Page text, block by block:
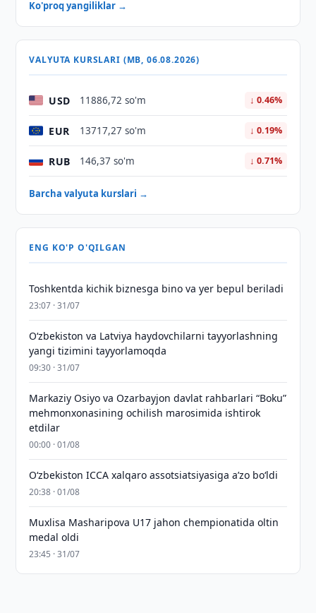
Ko'proq yangiliklar →
VALYUTA KURSLARI (MB, 06.08.2026)
USD 11886,72 so'm ↓ 0.46%
EUR 13717,27 so'm ↓ 0.19%
RUB 146,37 so'm ↓ 0.71%
Barcha valyuta kurslari →
ENG KO'P O'QILGAN
Toshkentda kichik biznesga bino va yer bepul beriladi
23:07 · 31/07
Oʻzbekiston va Latviya haydovchilarni tayyorlashning
yangi tizimini tayyorlamoqda
09:30 · 31/07
Markaziy Osiyo va Ozarbayjon davlat rahbarlari “Boku”
mehmonxonasining ochilish marosimida ishtirok
etdilar
00:00 · 01/08
O‘zbekiston ICCA xalqaro assotsiatsiyasiga aʼzo bo‘ldi
20:38 · 01/08
Muxlisa Masharipova U17 jahon chempionatida oltin
medal oldi
23:45 · 31/07